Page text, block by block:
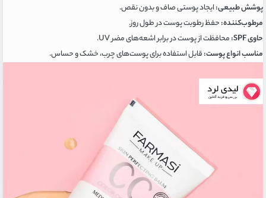
پوشش طبیعی:ایجاد پوستی صاف و بدون نقص.
مرطوب‌کننده:حفظ رطوبت پوست در طول روز.
حاوی SPF:
محافظت از پوست در برابر اشعه‌های مضر UV.
مناسب انواع پوست:قابل استفاده برای پوست‌های چرب، خشک و حساس.